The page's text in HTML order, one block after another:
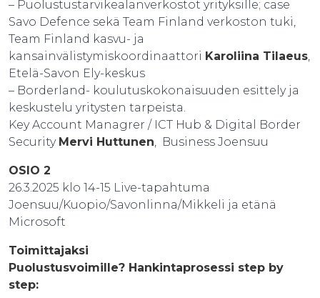
– Puolustustarvikealanverkostot yrityksille; case
Savo Defence sekä Team Finland verkoston tuki,
Team Finland kasvu- ja
kansainvälistymiskoordinaattori Karoliina Tilaeus,
Etelä-Savon Ely-keskus
– Borderland- koulutuskokonaisuuden esittely ja
keskustelu yritysten tarpeista.
Key Account Managrer / ICT Hub & Digital Border
Security Mervi Huttunen, Business Joensuu
OSIO 2
26.3.2025 klo 14-15 Live-tapahtuma
Joensuu/Kuopio/Savonlinna/Mikkeli ja etänä
Microsoft
Toimittajaksi
Puolustusvoimille? Hankintaprosessi step by
step: